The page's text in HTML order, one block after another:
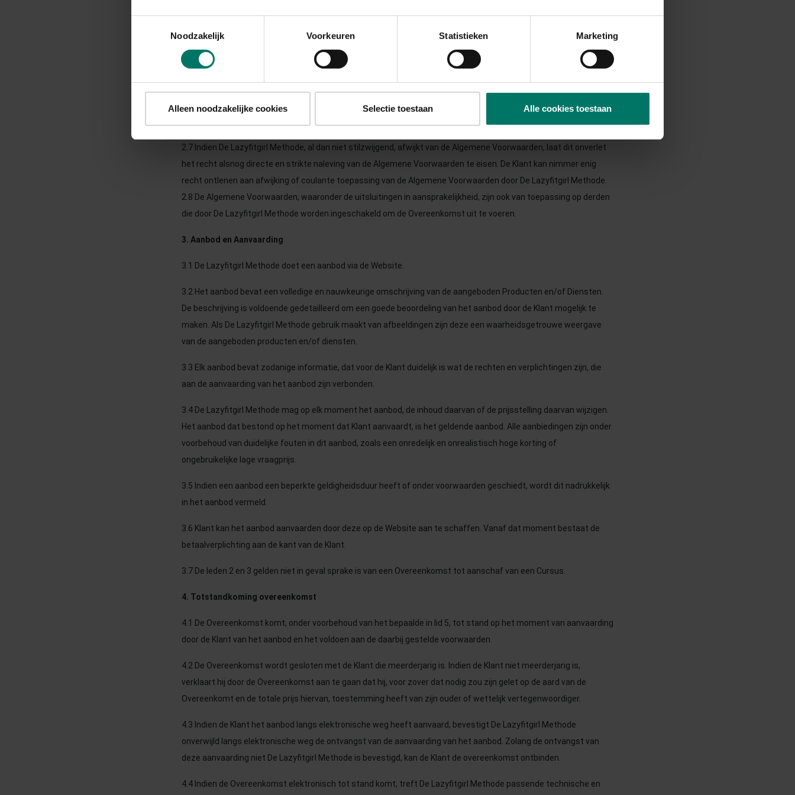
Noodzakelijk
Voorkeuren Statistieken Marketing
Alleen noodzakelijke cookies Selectie toestaan Alle cookies toestaan
nietig is of vernietigd wordt, dan blijven deze voorwaarden voor het overige onverminderd van kracht. Partijen
zullen gezamenlijk een nieuwe bepaling overeenkomen die in lijn ligt met het doel van de vernietigde of nietige
bepaling.
2.5 Toepasselijkheid van enige (algemene) voorwaarden van Klant wordt uitgesloten.
2.7 Indien De Lazyfitgirl Methode, al dan niet stilzwijgend, afwijkt van de Algemene Voorwaarden, laat dit onverlet
het recht alsnog directe en strikte naleving van de Algemene Voorwaarden te eisen. De Klant kan nimmer enig
recht ontlenen aan afwijking of coulante toepassing van de Algemene Voorwaarden door De Lazyfitgirl Methode.
2.8 De Algemene Voorwaarden, waaronder de uitsluitingen in aansprakelijkheid, zijn ook van toepassing op derden
die door De Lazyfitgirl Methode worden ingeschakeld om de Overeenkomst uit te voeren.
3. Aanbod en Aanvaarding
3.1 De Lazyfitgirl Methode doet een aanbod via de Website.
3.2 Het aanbod bevat een volledige en nauwkeurige omschrijving van de aangeboden Producten en/of Diensten.
De beschrijving is voldoende gedetailleerd om een goede beoordeling van het aanbod door de Klant mogelijk te
maken. Als De Lazyfitgirl Methode gebruik maakt van afbeeldingen zijn deze een waarheidsgetrouwe weergave
van de aangeboden producten en/of diensten.
3.3 Elk aanbod bevat zodanige informatie, dat voor de Klant duidelijk is wat de rechten en verplichtingen zijn, die
aan de aanvaarding van het aanbod zijn verbonden.
3.4 De Lazyfitgirl Methode mag op elk moment het aanbod, de inhoud daarvan of de prijsstelling daarvan wijzigen.
Het aanbod dat bestond op het moment dat Klant aanvaardt, is het geldende aanbod. Alle aanbiedingen zijn onder
voorbehoud van duidelijke fouten in dit aanbod, zoals een onredelijk en onrealistisch hoge korting of
ongebruikelijke lage vraagprijs.
3.5 Indien een aanbod een beperkte geldigheidsduur heeft of onder voorwaarden geschiedt, wordt dit nadrukkelijk
in het aanbod vermeld.
3.6 Klant kan het aanbod aanvaarden door deze op de Website aan te schaffen. Vanaf dat moment bestaat de
betaalverplichting aan de kant van de Klant.
3.7 De leden 2 en 3 gelden niet in geval sprake is van een Overeenkomst tot aanschaf van een Cursus.
4. Totstandkoming overeenkomst
4.1 De Overeenkomst komt, onder voorbehoud van het bepaalde in lid 5, tot stand op het moment van aanvaarding
door de Klant van het aanbod en het voldoen aan de daarbij gestelde voorwaarden.
4.2 De Overeenkomst wordt gesloten met de Klant die meerderjarig is. Indien de Klant niet meerderjarig is,
verklaart hij door de Overeenkomst aan te gaan dat hij, voor zover dat nodig zou zijn gelet op de aard van de
Overeenkomt en de totale prijs hiervan, toestemming heeft van zijn ouder of wettelijk vertegenwoordiger.
4.3 Indien de Klant het aanbod langs elektronische weg heeft aanvaard, bevestigt De Lazyfitgirl Methode
onverwijld langs elektronische weg de ontvangst van de aanvaarding van het aanbod. Zolang de ontvangst van
deze aanvaarding niet De Lazyfitgirl Methode is bevestigd, kan de Klant de overeenkomst ontbinden.
4.4 Indien de Overeenkomst elektronisch tot stand komt, treft De Lazyfitgirl Methode passende technische en